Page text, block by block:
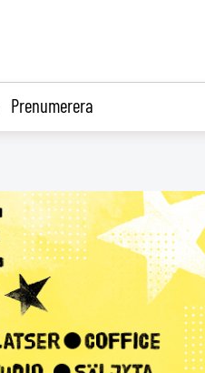
Prenumerera